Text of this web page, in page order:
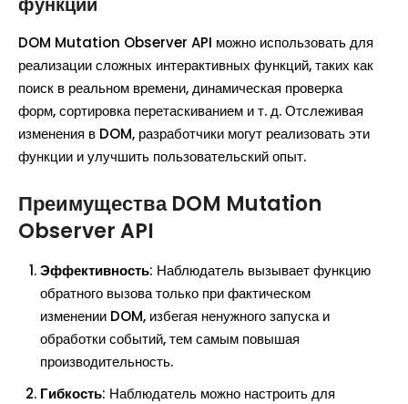
DOM Mutation Observer API можно использовать для
реализации сложных интерактивных функций, таких как
поиск в реальном времени, динамическая проверка
форм, сортировка перетаскиванием и т. д. Отслеживая
изменения в DOM, разработчики могут реализовать эти
функции и улучшить пользовательский опыт.
Преимущества DOM Mutation
Observer API
Эффективность: Наблюдатель вызывает функцию
обратного вызова только при фактическом
изменении DOM, избегая ненужного запуска и
обработки событий, тем самым повышая
производительность.
Гибкость: Наблюдатель можно настроить для